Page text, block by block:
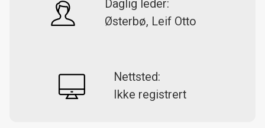
Daglig leder:
Østerbø, Leif Otto
Nettsted:
Ikke registrert